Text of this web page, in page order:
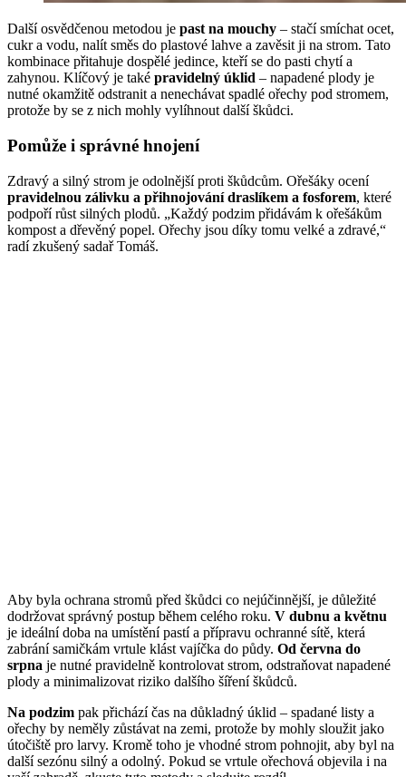
Další osvědčenou metodou je past na mouchy – stačí smíchat ocet,
cukr a vodu, nalít směs do plastové lahve a zavěsit ji na strom. Tato
kombinace přitahuje dospělé jedince, kteří se do pasti chytí a
zahynou. Klíčový je také pravidelný úklid – napadené plody je
nutné okamžitě odstranit a nenechávat spadlé ořechy pod stromem,
protože by se z nich mohly vylíhnout další škůdci.
Pomůže i správné hnojení
Zdravý a silný strom je odolnější proti škůdcům. Ořešáky ocení
pravidelnou zálivku a přihnojování draslíkem a fosforem, které
podpoří růst silných plodů. „Každý podzim přidávám k ořešákům
kompost a dřevěný popel. Ořechy jsou díky tomu velké a zdravé,“
radí zkušený sadař Tomáš.
Aby byla ochrana stromů před škůdci co nejúčinnější, je důležité
dodržovat správný postup během celého roku. V dubnu a květnu
je ideální doba na umístění pastí a přípravu ochranné sítě, která
zabrání samičkám vrtule klást vajíčka do půdy. Od června do
srpna je nutné pravidelně kontrolovat strom, odstraňovat napadené
plody a minimalizovat riziko dalšího šíření škůdců.
Na podzim pak přichází čas na důkladný úklid – spadané listy a
ořechy by neměly zůstávat na zemi, protože by mohly sloužit jako
útočiště pro larvy. Kromě toho je vhodné strom pohnojit, aby byl na
další sezónu silný a odolný. Pokud se vrtule ořechová objevila i na